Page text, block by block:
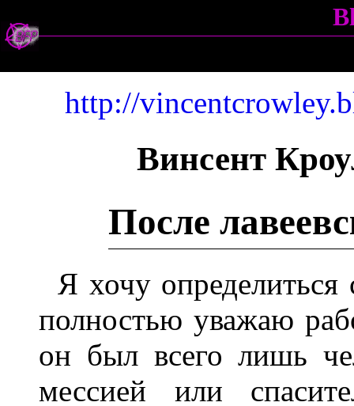
http://
Винсент
После
Я хочу
полностью уважаю
он был всего лишь
мессией или